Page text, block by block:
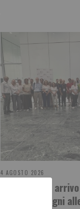
4 AGOSTO 2026
Piemonte, in
sport: sostegni